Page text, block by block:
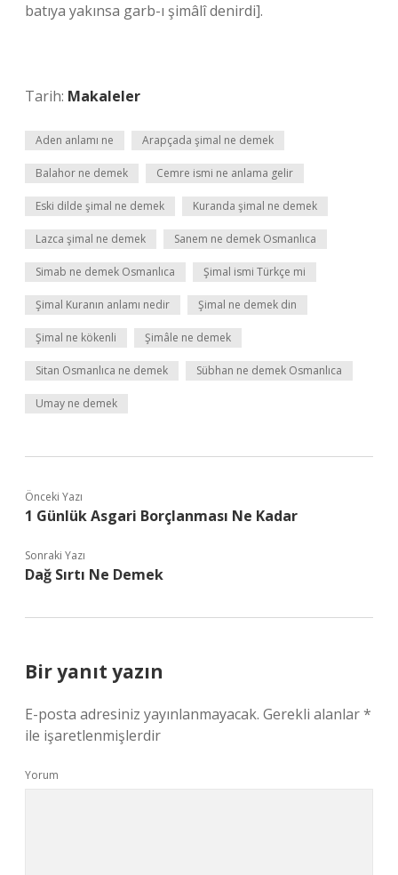
batıya yakınsa garb-ı şimâlî denirdi].
Tarih: Makaleler
Aden anlamı ne Arapçada şimal ne demek
Balahor ne demek Cemre ismi ne anlama gelir
Eski dilde şimal ne demek Kuranda şimal ne demek
Lazca şimal ne demek Sanem ne demek Osmanlıca
Simab ne demek Osmanlıca Şimal ismi Türkçe mi
Şimal Kuranın anlamı nedir Şimal ne demek din
Şimal ne kökenli Şimâle ne demek
Sitan Osmanlıca ne demek Sübhan ne demek Osmanlıca
Umay ne demek
Önceki Yazı
1 Günlük Asgari Borçlanması Ne Kadar
Sonraki Yazı
Dağ Sırtı Ne Demek
Bir yanıt yazın
E-posta adresiniz yayınlanmayacak. Gerekli alanlar*
ile işaretlenmişlerdir
Yorum